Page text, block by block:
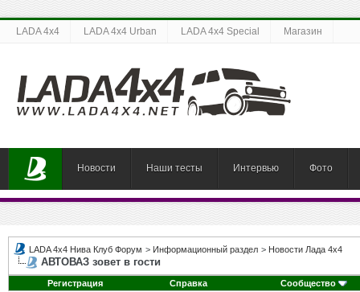
LADA 4x4 LADA 4x4 Urban LADA 4x4 Special Магазин
Новости Наши тесты Интервью Фото
LADA 4x4 Нива Клуб Форум > Информационный раздел > Новости Лада 4х4
АВТОВАЗ зовет в гости
Регистрация Справка Сообщество